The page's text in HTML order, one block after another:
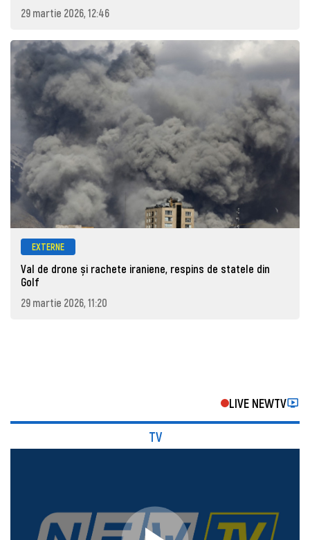
29 martie 2026, 12:46
EXTERNE
Val de drone și rachete iraniene, respins de statele din
Golf
29 martie 2026, 11:20
LIVE NEWTV
TV